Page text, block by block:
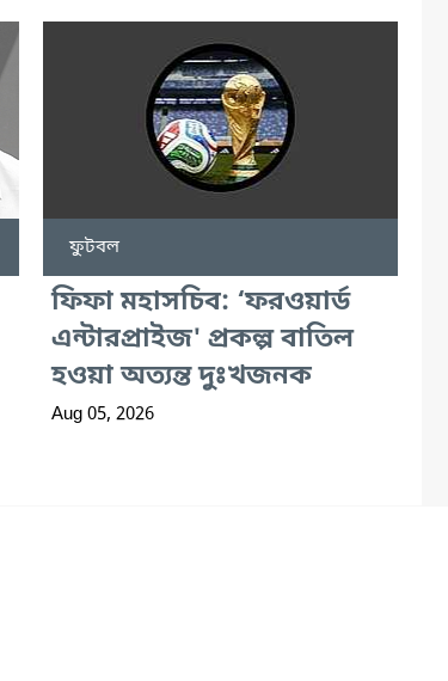
ফুটবল
ফিফা মহাসচিব: ‘ফরওয়ার্ড
এন্টারপ্রাইজ' প্রকল্প বাতিল
হওয়া অত্যন্ত দুঃখজনক
Aug 05, 2026